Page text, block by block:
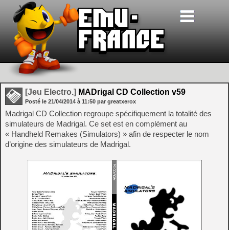
[Jeu Electro.] MADrigal CD Collection v59
Posté le 21/04/2014 à 11:50 par greatxerox
Madrigal CD Collection regroupe spécifiquement la totalité des
simulateurs de Madrigal. Ce set est en complément au
« Handheld Remakes (Simulators) » afin de respecter le nom
d’origine des simulateurs de Madrigal.